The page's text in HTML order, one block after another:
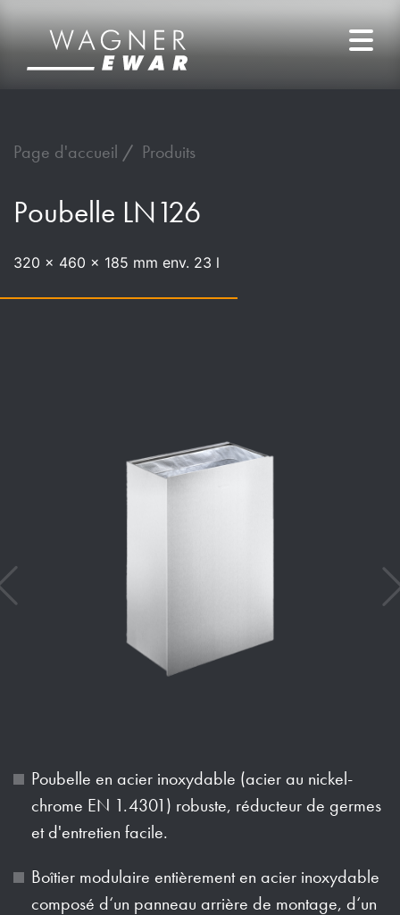
Page d'accueil Produits
Poubelle LN126
320 x 460 x 185 mm env. 23 l
Poubelle en acier inoxydable (acier au nickel-
chrome EN 1.4301) robuste, réducteur de germes
et d'entretien facile.
Boîtier modulaire entièrement en acier inoxydable
composé d‘un panneau arrière de montage, d‘un